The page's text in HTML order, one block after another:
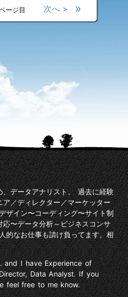
> »
、データアナリスト。 過去に経験
／ディレクター／マーケッター
ザイン〜コーディング〜サイト制
応〜データ分析～ビジネスコンサ
的なお仕事も請け負ってます。相
and I have Experience of
Data Analyst. If you
feel free to me know.